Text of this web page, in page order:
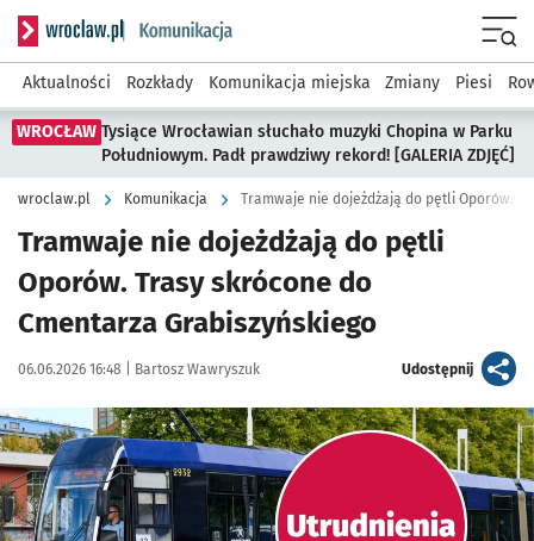
Serwis informacyjny wroclaw.pl podserwis: Komunikacja
Aktualności Rozkłady Komunikacja miejska Zmiany Piesi
WROCŁAW Tysiące Wrocławian słuchało muzyki Chopina w Parku
Południowym. Padł prawdziwy rekord! [GALERIA ZDJĘĆ]
wroclaw.pl Komunikacja
Tramwaje nie dojeżdżają do pętli
Oporów. Trasy skrócone do
Cmentarza Grabiszyńskiego
Data publikacji:
06.06.2026 16:48 | Autor:
Bartosz Wawryszuk Udostępnijartykuł
Kliknij, aby powiększyć